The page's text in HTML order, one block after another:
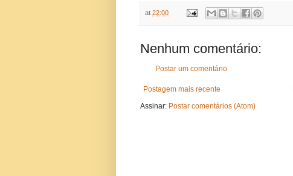
at 22:00
Nenhum comentário:
Postar um comentário
Postagem mais recente
Assinar: Postar comentários (Atom)